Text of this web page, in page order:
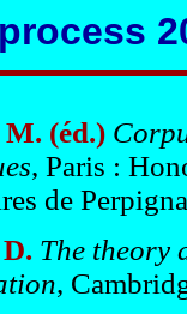
(éd.)
, Paris :
de
The theory
,